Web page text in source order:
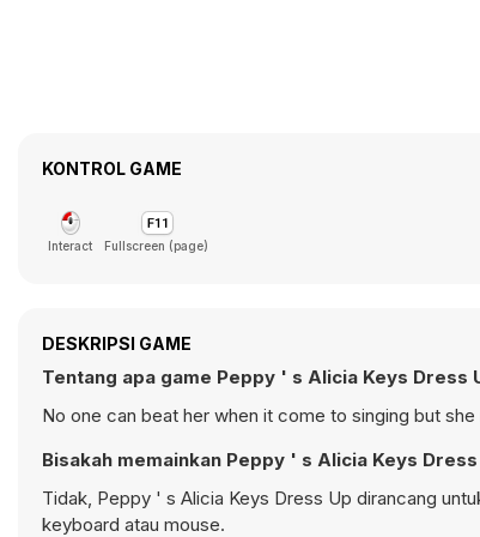
KONTROL GAME
Interact Fullscreen (page)
DESKRIPSI GAME
Tentang apa game Peppy ' s Alicia Keys Dress
No one can beat her when it come to singing but
Bisakah memainkan Peppy ' s Alicia Keys
Tidak, Peppy ' s Alicia Keys Dress Up dirancang
keyboard atau mouse.